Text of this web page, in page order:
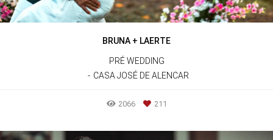
BRUNA + LAERTE
PRÉ WEDDING
CASA JOSÉ DE ALENCAR
2066 211